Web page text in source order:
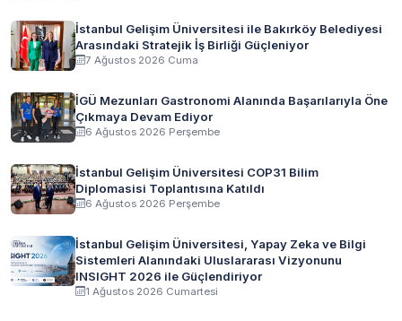
İstanbul Gelişim Üniversitesi ile Bakırköy Belediyesi
Arasındaki Stratejik İş Birliği Güçleniyor
7 Ağustos 2026 Cuma
İGÜ Mezunları Gastronomi Alanında Başarılarıyla Öne
Çıkmaya Devam Ediyor
6 Ağustos 2026 Perşembe
İstanbul Gelişim Üniversitesi COP31 Bilim
Diplomasisi Toplantısına Katıldı
6 Ağustos 2026 Perşembe
İstanbul Gelişim Üniversitesi, Yapay Zeka ve Bilgi
Sistemleri Alanındaki Uluslararası Vizyonunu
INSIGHT 2026 ile Güçlendiriyor
1 Ağustos 2026 Cumartesi